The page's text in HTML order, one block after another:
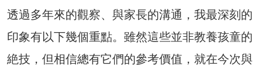
透過多年來的觀察、與家長的溝通，我最深刻的
印象有以下幾個重點。雖然這些並非教養孩童的
絶技，但相信總有它們的參考價值，就在今次與